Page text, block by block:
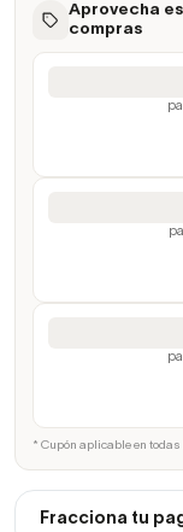
Aprovecha
compras
* Cupón aplicable en
Fracciona tu